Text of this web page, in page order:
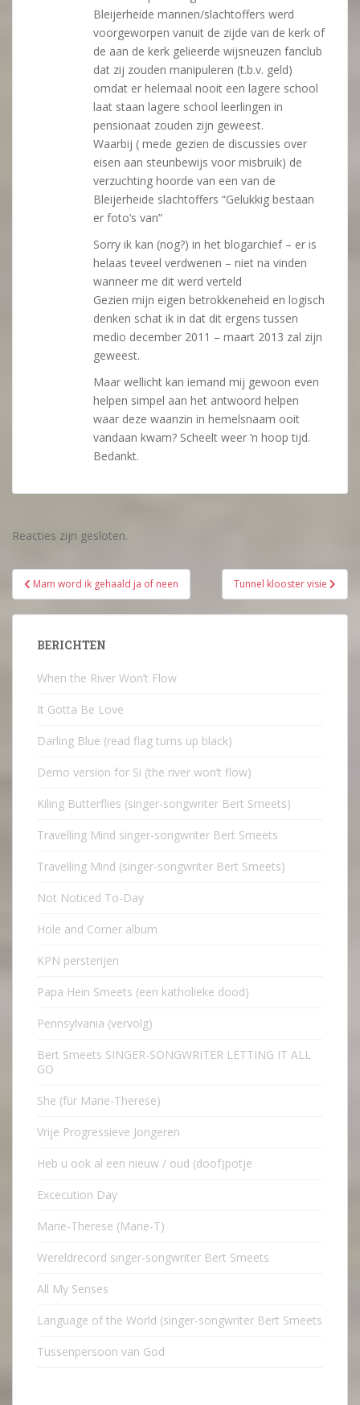
Bleijerheide mannen/slachtoffers werd
voorgeworpen vanuit de zijde van de kerk of
de aan de kerk gelieerde wijsneuzen fanclub
dat zij zouden manipuleren (t.b.v. geld)
omdat er helemaal nooit een lagere school
laat staan lagere school leerlingen in
pensionaat zouden zijn geweest.
Waarbij ( mede gezien de discussies over
eisen aan steunbewijs voor misbruik) de
verzuchting hoorde van een van de
Bleijerheide slachtoffers “Gelukkig bestaan
er foto’s van”
Sorry ik kan (nog?) in het blogarchief – er is
helaas teveel verdwenen – niet na vinden
wanneer me dit werd verteld
Gezien mijn eigen betrokkeneheid en logisch
denken schat ik in dat dit ergens tussen
medio december 2011 – maart 2013 zal zijn
geweest.
Maar wellicht kan iemand mij gewoon even
helpen simpel aan het antwoord helpen
waar deze waanzin in hemelsnaam ooit
vandaan kwam? Scheelt weer ’n hoop tijd.
Bedankt.
Reacties zijn gesloten.
Bericht
navigatie
Mam word ik gehaald ja of neen Tunnel klooster visie
BERICHTEN
When the River Won’t Flow
It Gotta Be Love
Darling Blue (read flag turns up black)
Demo version for Si (the river won’t flow)
Kiling Butterflies (singer-songwriter Bert Smeets)
Travelling Mind singer-songwriter Bert Smeets
Travelling Mind (singer-songwriter Bert Smeets)
Not Noticed To-Day
Hole and Corner album
KPN persterijen
Papa Hein Smeets (een katholieke dood)
Pennsylvania (vervolg)
Bert Smeets SINGER-SONGWRITER LETTING IT ALL
GO
She (für Marie-Therese)
Vrije Progressieve Jongeren
Heb u ook al een nieuw / oud (doof)potje
Excecution Day
Marie-Therese (Marie-T)
Wereldrecord singer-songwriter Bert Smeets
All My Senses
Language of the World (singer-songwriter Bert Smeets
Tussenpersoon van God